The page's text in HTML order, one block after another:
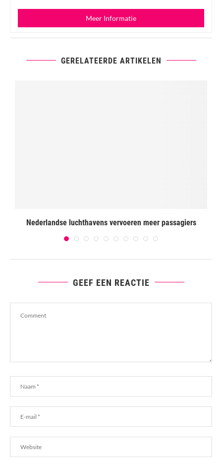
Meer Informatie
GERELATEERDE ARTIKELEN
Nederlandse luchthavens vervoeren meer passagiers
GEEF EEN REACTIE